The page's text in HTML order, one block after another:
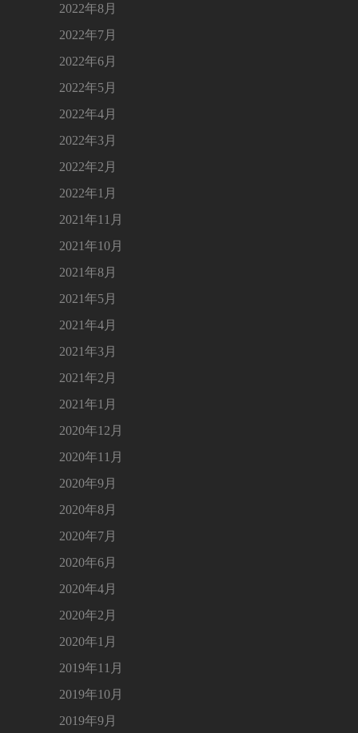
2022年8月
2022年7月
2022年6月
2022年5月
2022年4月
2022年3月
2022年2月
2022年1月
2021年11月
2021年10月
2021年8月
2021年5月
2021年4月
2021年3月
2021年2月
2021年1月
2020年12月
2020年11月
2020年9月
2020年8月
2020年7月
2020年6月
2020年4月
2020年2月
2020年1月
2019年11月
2019年10月
2019年9月